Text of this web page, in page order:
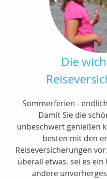
Die
Sommerferien -
Damit Sie die
unbeschwert genießen
besten mit den
Reiseversicherungen
überall etwas, sei es
andere